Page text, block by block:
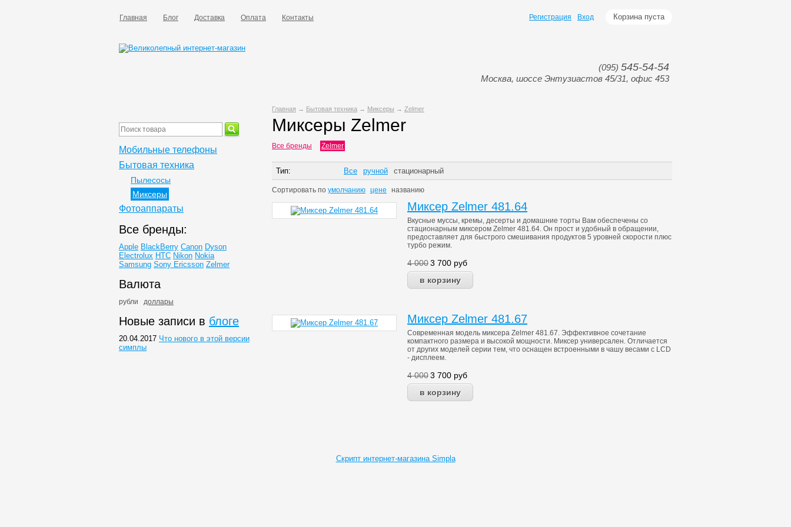
Главная Блог Доставка Оплата Контакты Корзина пуста
Регистрация Вход
(095) 545-54-54
Москва, шоссе Энтузиастов 45/31, офис 453
Главная → Бытовая техника → Миксеры → Zelmer
Миксеры Zelmer
Все бренды Zelmer
Тип: Все ручной стационарный
Сортировать по умолчанию цене названию
Миксер Zelmer 481.64
Вкусные муссы, кремы, десерты и домашние торты Вам обеспечены со
стационарным миксером Zelmer 481.64. Он прост и удобный в обращении,
предоставляет для быстрого смешивания продуктов 5 уровней скорости плюс
турбо режим.
4 0003 700 руб
Миксер Zelmer 481.67
Современная модель миксера Zelmer 481.67. Эффективное сочетание
компактного размера и высокой мощности. Миксер универсален. Отличается
от других моделей серии тем, что оснащен встроенными в чашу весами с LCD
- дисплеем.
4 0003 700 руб
Мобильные телефоны
Бытовая техника
Пылесосы
Миксеры
Фотоаппараты
Все бренды:
Apple BlackBerry Canon Dyson
Electrolux HTC Nikon Nokia
Samsung Sony Ericsson Zelmer
Валюта
рубли доллары
Новые записи в блоге
20.04.2017 Что нового в этой версии
симплы
Скрипт интернет-магазина Simpla